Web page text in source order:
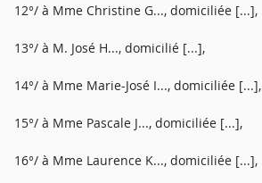
12°/ à Mme Christine G..., domiciliée [...],
13°/ à M. José H..., domicilié [...],
14°/ à Mme Marie-José I..., domiciliée [...],
15°/ à Mme Pascale J..., domiciliée [...],
16°/ à Mme Laurence K..., domiciliée [...],